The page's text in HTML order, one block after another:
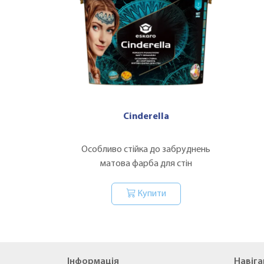
Cinderella
Особливо стійка до забруднень
матова фарба для стін
Купити
Інформація